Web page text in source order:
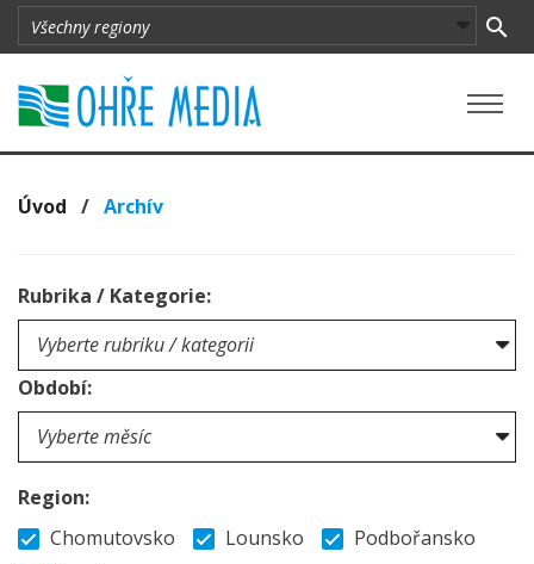
Úvod / Archív
Rubrika / Kategorie:
Období:
Region:
Chomutovsko
Lounsko
Podbořansko